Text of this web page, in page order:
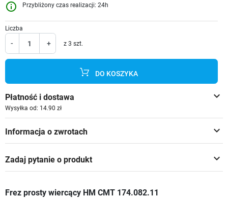
info_outline Przybliżony czas realizacji: 24h
Liczba
- + z 3 szt.
DO KOSZYKA
keyboard_arrow_down
Płatność i dostawa
Wysyłka od: 14.90 zł
keyboard_arrow_down
Informacja o zwrotach
keyboard_arrow_down
Zadaj pytanie o produkt
Frez prosty wiercący HM CMT 174.082.11